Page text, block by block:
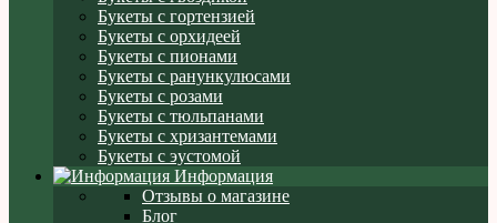
Букеты с гортензией
Букеты с орхидеей
Букеты с пионами
Букеты с ранункулюсами
Букеты с розами
Букеты с тюльпанами
Букеты с хризантемами
Букеты с эустомой
Информация
Отзывы о магазине
Блог